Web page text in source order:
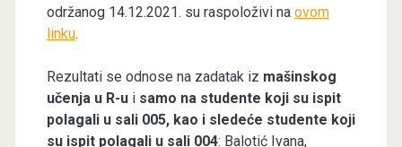
održanog 14.12.2021. su raspoloživi na ovom
linku.
Rezultati se odnose na zadatak iz mašinskog
učenja u R-ui samo na studente koji su ispit
polagali u sali 005, kao i sledeće studente koji
su ispit polagali u sali 004: Balotić Ivana,